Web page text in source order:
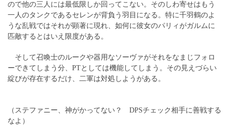
ので他の三人には最低限しか回ってこない。そのしわ寄せはもう
一人のタンクであるセレンが背負う羽目になる。特に千羽鶴のよ
うな乱戦ではそれが顕著に現れ、如何に彼女のパリィがガルムに
匹敵するとはいえ限度がある。
そして召喚士のルークや器用なソーヴァがそれをなまじフォロ
ーできてしまう分、PTとしては機能してしまう。その見えづらい
綻びが存在するだけ、二軍は対処しようがある。
（ステファニー、神がかってない？ DPSチェック相手に善戦する
なよ）